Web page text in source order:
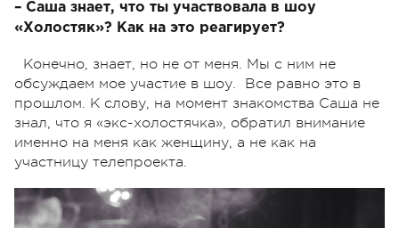
– Саша знает, что ты участвовала в шоу
«Холостяк»? Как на это реагирует?
Конечно, знает, но не от меня. Мы с ним не
обсуждаем мое участие в шоу. Все равно это в
прошлом. К слову, на момент знакомства Саша не
знал, что я «экс-холостячка», обратил внимание
именно на меня как женщину, а не как на
участницу телепроекта.